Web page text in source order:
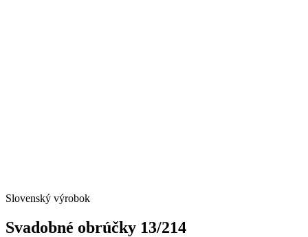
Slovenský výrobok
Svadobné obrúčky 13/214